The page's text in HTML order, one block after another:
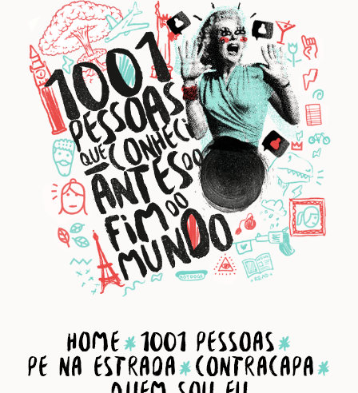
Home
1001 Pessoas
Pé na estrada
Contracapa